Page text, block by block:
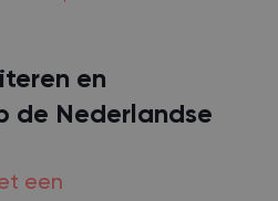
en
de Nederlandse
een